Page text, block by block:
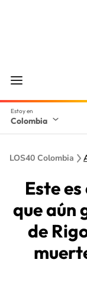
Colombia
LOS40 Colombia
Este
que aún
de